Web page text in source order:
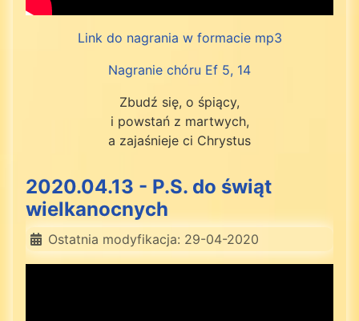
Link do nagrania w formacie mp3
Nagranie chóru Ef 5, 14
Zbudź się, o śpiący,
i powstań z martwych,
a zajaśnieje ci Chrystus
2020.04.13 - P.S. do świąt
wielkanocnych
Ostatnia modyfikacja: 29-04-2020